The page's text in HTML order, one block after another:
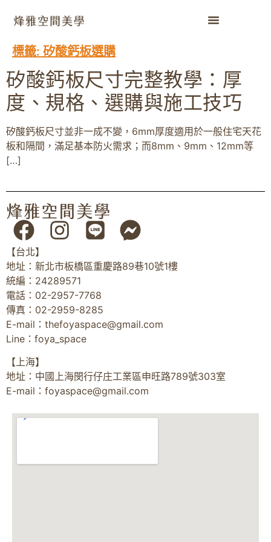
標籤: 矽酸鈣板選購
矽酸鈣板尺寸完整教學：厚
度、規格、選購與施工技巧
矽酸鈣板尺寸並非一成不變，6mm厚度適用於一般住宅天花
板和隔間，滿足基本防火需求；而8mm、9mm、12mm等
[…]
【台北】
地址：新北市板橋區重慶路89巷10號1樓
統編：24289571
電話：02-2957-7768
傳真：02-2959-8285
E-mail： thefoyaspace@gmail.com
Line：foya_space
【上海】
地址：中國上海閔行仔庄工業區申旺路789號303室
E-mail： foyaspace@gmail.com